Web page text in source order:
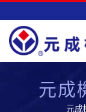
元成
元成